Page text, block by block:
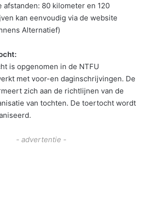
afstanden: 80 kilometer en 120
kan eenvoudig via de website
Alternatief)
is opgenomen in de NTFU
met voor-en daginschrijvingen. De
zich aan de richtlijnen van de
van tochten. De toertocht wordt
- advertentie -